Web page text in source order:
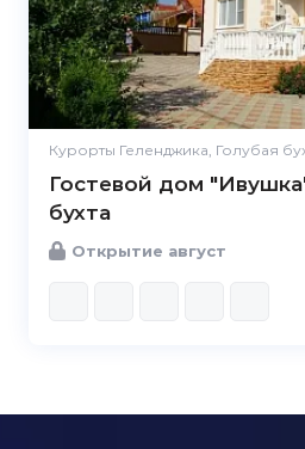
Курорты Геленджика, Голубая
Гостевой дом
бухта
Открытие август